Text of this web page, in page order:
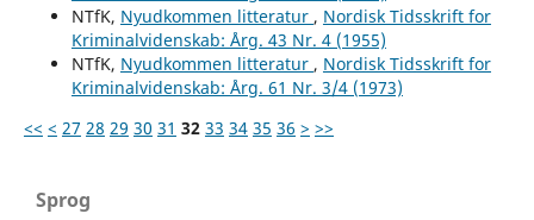
NTfK, Nyudkommen litteratur , Nordisk Tidsskrift for
Kriminalvidenskab: Årg. 43 Nr. 4 (1955)
NTfK, Nyudkommen litteratur , Nordisk Tidsskrift for
Kriminalvidenskab: Årg. 61 Nr. 3/4 (1973)
<< < 27 28 29 30 31 32 33 34 35 36 > >>
Sprog